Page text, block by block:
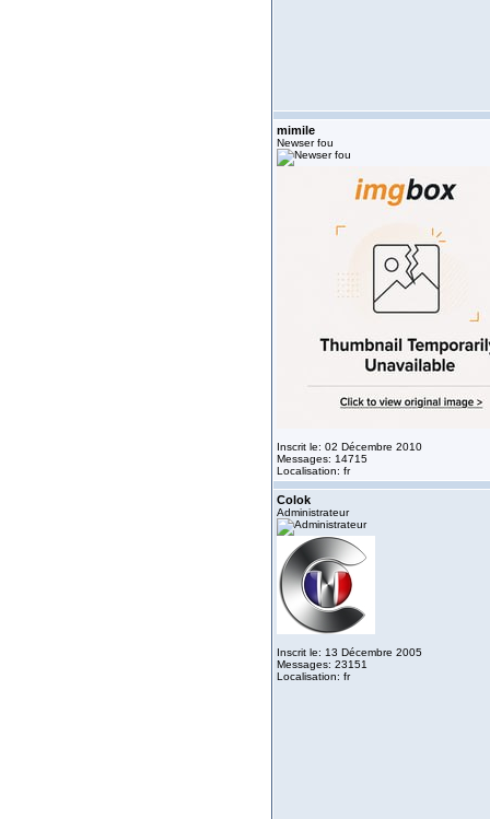
mimile
Newser fou
Inscrit le: 02 Décembre 2010
Messages: 14715
Localisation: fr
Colok
Administrateur
Inscrit le: 13 Décembre 2005
Messages: 23151
Localisation: fr